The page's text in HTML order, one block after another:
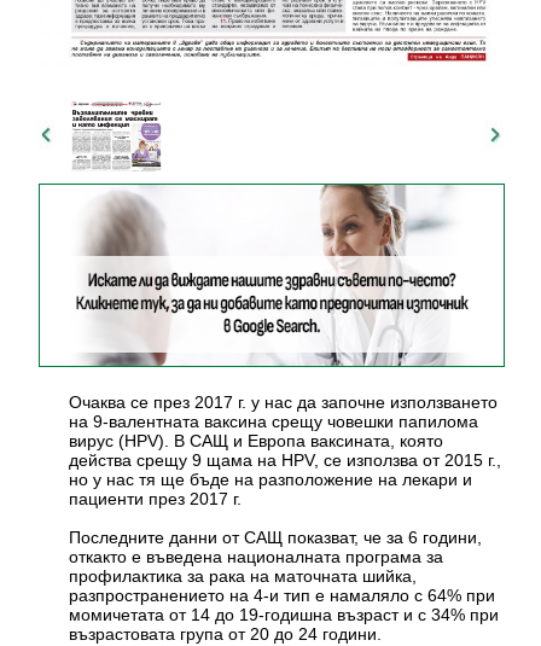
Очаква се през 2017 г. у нас да започне използването
на 9-валентната ваксина срещу човешки папилома
вирус (HPV). В САЩ и Европа ваксината, която
действа срещу 9 щама на HPV, се използва от 2015 г.,
но у нас тя ще бъде на разположение на лекари и
пациенти през 2017 г.
Последните данни от САЩ показват, че за 6 години,
откакто е въведена националната програма за
профилактика за рака на маточната шийка,
разпространението на 4-и тип е намаляло с 64% при
момичетата от 14 до 19-годишна възраст и с 34% при
възрастовата група от 20 до 24 години.